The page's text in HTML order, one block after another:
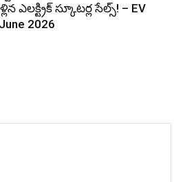
ఎలక్ట్రిక్ స్కూటర్ల సేల్స్! – EV
2026